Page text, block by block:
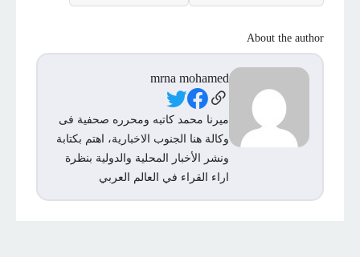
About the author
mrna mohamed
Social Links
ميرنا محمد كاتبه ومحرره صحفية فى
وكالة هنا الجنوب الاخبارية، اهتم بكتابة
ونشر الأخبار المحلية والدولية بنظرة
اراء القراء في العالم العربي